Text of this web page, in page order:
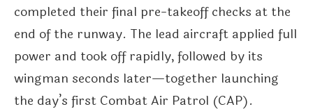
completed their final pre-takeoff checks at the
end of the runway. The lead aircraft applied full
power and took off rapidly, followed by its
wingman seconds later—together launching
the day’s first Combat Air Patrol (CAP).